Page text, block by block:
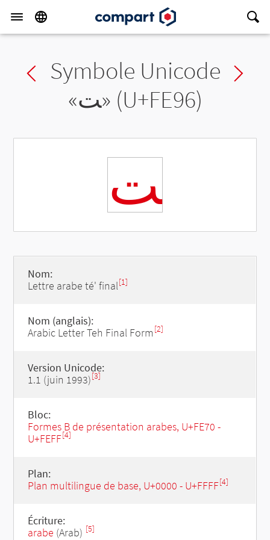
Previous char
Symbole Unicode
«ﺖ» (U+FE96)
ﺖ
Nom:
Lettre arabe té' final[1]
Nom (anglais):
Arabic Letter Teh Final Form [2]
Version Unicode:
1.1 (juin 1993)[3]
Bloc:
Formes B de présentation arabes, U+FE70 -
U+FEFF[4]
Plan:
Plan multilingue de base, U+0000 - U+FFFF[4]
Écriture:
arabe (Arab) [5]